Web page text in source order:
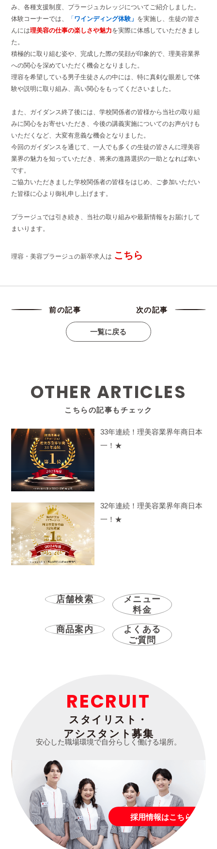
み、各種支援制度、プラージュカレッジについてご紹介しました。
体験コーナーでは、
「 ワインディング体験」 を実施し、生徒の皆さ
んには理美容の仕事の楽しさや魅力を実際に体感していただきまし
た。
積極的に取り組む姿や、完成した際の笑顔が印象的で、理美容業界
への関心を深めていただく機会となりました。
理容を希望している男子生徒さんの中には、特に真剣な眼差しで体
験や説明に取り組み、高い関心をもってくださいました。
また、ガイダンス終了後には、学校関係者の皆様から当社の取り組
みに関心をお寄せいただき、今後の講義実施についてのお声がけも
いただくなど、大変有意義な機会となりました。
今回のガイダンスを通じて、一人でも多くの生徒の皆さんに理美容
業界の魅力を知っていただき、将来の進路選択の一助となれば幸い
です。
ご協力いただきました学校関係者の皆様をはじめ、ご参加いただい
た皆様に心より御礼申し上げます。
プラージュでは引き続き、当社の取り組みや最新情報をお届けして
まいります。
理容・美容プラージュの新卒求人は こちら
前の記事 次の記事
一覧に戻る
OTHER ARTICLES
こちらの記事もチェック
33年連続！理美容業界年商日本
一！★
32年連続！理美容業界年商日本
一！★
店舗検索
メニュー
料金
商品案内
よくある
ご質問
RECRUIT
スタイリスト・
アシスタント募集
安心した職場環境で自分らしく働ける場所。
採用情報はこちら